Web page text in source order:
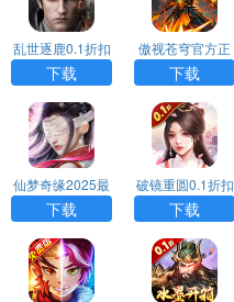
乱世逐鹿0.1折扣
版手游下载
下载
傲视苍穹官方正
版手游下载
下载
仙梦奇缘2025最
新版手游下载
下载
破镜重圆0.1折扣
版手游下载
下载